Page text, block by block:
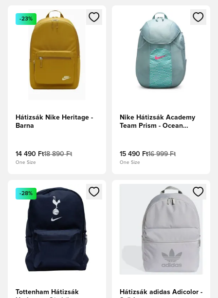
Megnyit egy modált a bejelentkezéshez vagy a tagként
-23%
Hátizsák Nike Heritage -
Barna
14 490 Ft18 890 Ft
One Size
Megnyit egy modált a
Nike Hátizsák Academy
Team Prism - Ocean
15 490 Ft16 999 Ft
One Size
Megnyit egy modált a bejelentkezéshez vagy a tagként
-28%
Tottenham Hátizsák
Megnyit egy modált a
Hátizsák adidas Adicolor -